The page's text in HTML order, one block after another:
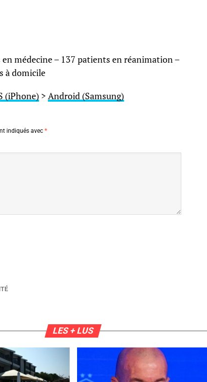
médecine – 137 patients en réanimation –
à domicile
(iPhone) > Android (Samsung)
indiqués avec *
LES + LUS